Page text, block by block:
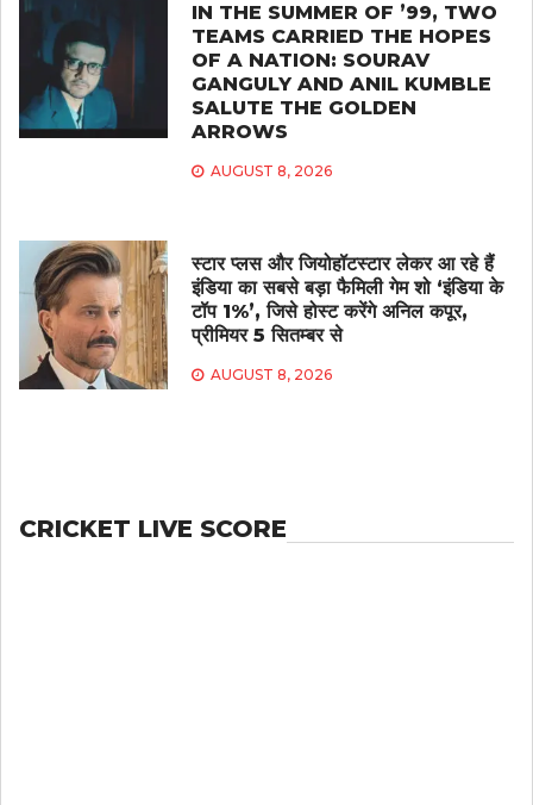
IN THE SUMMER OF ’99, TWO
TEAMS CARRIED THE HOPES
OF A NATION: SOURAV
GANGULY AND ANIL KUMBLE
SALUTE THE GOLDEN
ARROWS
AUGUST 8, 2026
स्टार प्लस और जियोहॉटस्टार लेकर आ रहे हैं
इंडिया का सबसे बड़ा फैमिली गेम शो ‘इंडिया के
टॉप 1%’, जिसे होस्ट करेंगे अनिल कपूर,
प्रीमियर 5 सितम्बर से
AUGUST 8, 2026
CRICKET LIVE SCORE